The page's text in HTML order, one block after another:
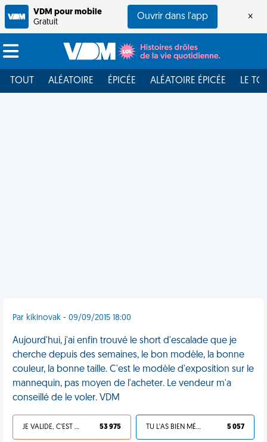
VDM pour mobile
Gratuit
Ouvrir dans l'app ×
TOUT ALÉATOIRE ÉPICÉE ALÉATOIRE ÉPICÉE LE
Par kikinovak - 09/09/2015 18:00
Aujourd'hui, j'ai enfin trouvé le short d'escalade que je
cherche depuis des semaines, le bon modèle, la bonne
couleur, la bonne taille. C'est le modèle d'exposition sur le
mannequin, pas moyen de l'acheter. Le vendeur m'a
conseillé de le voler. VDM
JE VALIDE, C'EST UNE VDM 53 975 TU L'AS BIEN MÉRITÉ 5 057